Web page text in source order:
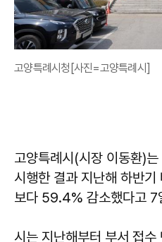
고양특례시청[사진=고양특례시]
고양특례시(시장 이동환)
시행한 결과 지난해 하반기
보다 59.4% 감소했다고 7
시는 지난해부터 부서 접수